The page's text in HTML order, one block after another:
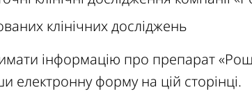
клінічних досліджень
інформацію про препарат
електронну форму на цій сторінці.